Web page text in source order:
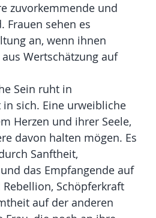
zuvorkemmende und
Frauen sehen es
an, wenn ihnen
Wertschätzung auf
Sein ruht in
in sich. Eine urweibliche
Herzen und ihrer Seele,
davon halten mögen. Es
Sanftheit,
das Empfangende auf
Schöpferkraft
auf der anderen